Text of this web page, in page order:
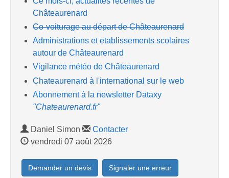
Châteaurenard
Co-voiturage au départ de Châteaurenard
Administrations et etablissements scolaires
autour de Châteaurenard
Vigilance météo de Châteaurenard
Chateaurenard à l'international sur le web
Abonnement à la newsletter Dataxy
"Chateaurenard.fr"
Daniel Simon
Contacter
vendredi 07 août 2026
Demander un devis Signaler une erreur